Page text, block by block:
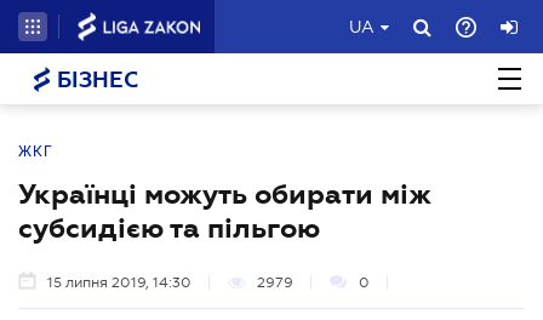
UA
БІЗНЕС
ЖКГ
Українці можуть обирати між
субсидією та пільгою
15 липня 2019, 14:30 2979 0